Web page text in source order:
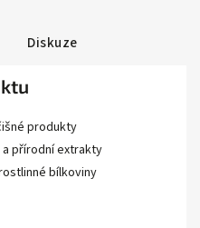
Diskuze
produkty
a přírodní extrakty
bílkoviny